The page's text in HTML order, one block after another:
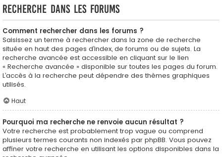
Recherche dans les forums
Comment rechercher dans les forums ?
Saisissez un terme à rechercher dans la zone de recherche
située en haut des pages d’index, de forums ou de sujets. La
recherche avancée est accessible en cliquant sur le lien
« Recherche avancée » disponible sur toutes les pages du forum.
L’accès à la recherche peut dépendre des thèmes graphiques
utilisés.
Haut
Pourquoi ma recherche ne renvoie aucun résultat ?
Votre recherche est probablement trop vague ou comprend
plusieurs termes courants non indexés par phpBB. Vous pouvez
affiner votre recherche en utilisant les options disponibles dans la